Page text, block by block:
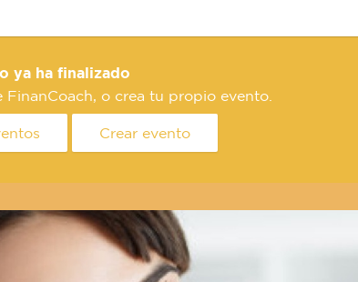
ya ha finalizado
o crea tu propio evento.
Crear evento